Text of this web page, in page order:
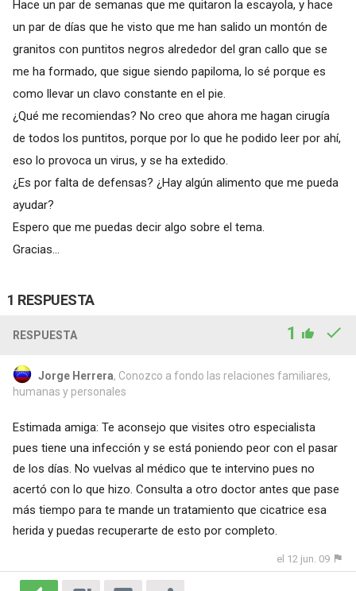
Hace un par de semanas que me quitaron la escayola, y hace
un par de días que he visto que me han salido un montón de
granitos con puntitos negros alrededor del gran callo que se
me ha formado, que sigue siendo papiloma, lo sé porque es
como llevar un clavo constante en el pie.
¿Qué me recomiendas? No creo que ahora me hagan cirugía
de todos los puntitos, porque por lo que he podido leer por ahí,
eso lo provoca un virus, y se ha extedido.
¿Es por falta de defensas? ¿Hay algún alimento que me pueda
ayudar?
Espero que me puedas decir algo sobre el tema.
Gracias...
1 RESPUESTA
RESPUESTA 1
Jorge Herrera, Conozco a fondo las relaciones familiares,
humanas y personales
Estimada amiga: Te aconsejo que visites otro especialista
pues tiene una infección y se está poniendo peor con el pasar
de los días. No vuelvas al médico que te intervino pues no
acertó con lo que hizo. Consulta a otro doctor antes que pase
más tiempo para te mande un tratamiento que cicatrice esa
herida y puedas recuperarte de esto por completo.
el 12 jun. 09